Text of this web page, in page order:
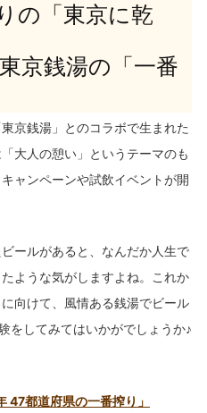
の「東京に乾
京銭湯の「一番
京銭湯」とのコラボで生まれた
大人の憩い」というテーマのも
ャンペーンや試飲イベントが開
ールがあると、なんだか人生で
ような気がしますよね。これか
向けて、風情ある銭湯でビール
をしてみてはいかがでしょうか♪
47都道府県の一番搾り」